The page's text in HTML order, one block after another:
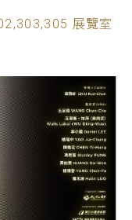
展覽室